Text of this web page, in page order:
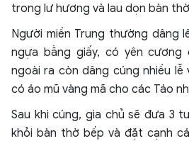
trong lư hương và lau dọn bàn
Người miền Trung thường dâng
ngựa bằng giấy, có yên
ngoài ra còn dâng cúng nhiều lễ
có áo mũ vàng mã cho các Táo
Sau khi cúng, gia chủ sẽ đưa 3
khỏi bàn thờ bếp và đặt cạnh